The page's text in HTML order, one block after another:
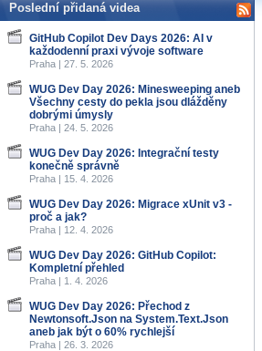
Poslední přidaná videa
GitHub Copilot Dev Days 2026: AI v
každodenní praxi vývoje software
Praha | 27. 5. 2026
WUG Dev Day 2026: Minesweeping aneb
Všechny cesty do pekla jsou dlážděny
dobrými úmysly
Praha | 24. 5. 2026
WUG Dev Day 2026: Integrační testy
konečně správně
Praha | 15. 4. 2026
WUG Dev Day 2026: Migrace xUnit v3 -
proč a jak?
Praha | 12. 4. 2026
WUG Dev Day 2026: GitHub Copilot:
Kompletní přehled
Praha | 1. 4. 2026
WUG Dev Day 2026: Přechod z
Newtonsoft.Json na System.Text.Json
aneb jak být o 60% rychlejší
Praha | 26. 3. 2026